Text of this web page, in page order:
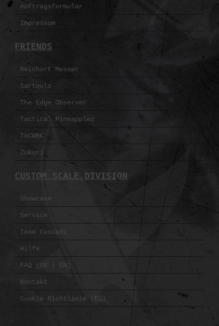
Auftragsformular
Impressum
FRIENDS
Reichart Messer
Sartools
The Edge Observer
Tactical Pineapplez
TACWRK
Zukuri
CUSTOM.SCALE.DIVISION
Showcase
Service
Team Cuscadi
Hilfe
FAQ (US | EN)
Kontakt
Cookie-Richtlinie (EU)